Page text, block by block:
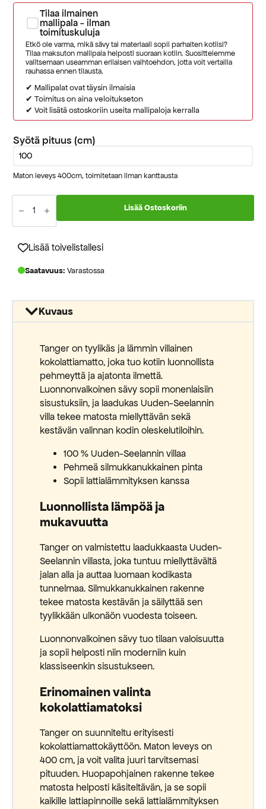
Tilaa ilmainen
mallipala - ilman
toimituskuluja
Etkö ole varma, mikä sävy tai materiaali sopii parhaiten kotiisi?
Tilaa maksuton mallipala helposti suoraan kotiin. Suosittelemme
valitsemaan useamman erilaisen vaihtoehdon, jotta voit vertailla
rauhassa ennen tilausta.
✔ Mallipalat ovat täysin ilmaisia
✔ Toimitus on aina veloitukseton
✔ Voit lisätä ostoskoriin useita mallipaloja kerralla
Syötä pituus (cm)
Maton leveys 400cm, toimitetaan ilman kanttausta
Tanger
hiekka
villa
määrä
Lisää Ostoskoriin
Lisää toivelistallesi
Saatavuus: Varastossa
Kuvaus
Tanger on tyylikäs ja lämmin villainen
kokolattiamatto, joka tuo kotiin luonnollista
pehmeyttä ja ajatonta ilmettä.
Luonnonvalkoinen sävy sopii monenlaisiin
sisustuksiin, ja laadukas Uuden-Seelannin
villa tekee matosta miellyttävän sekä
kestävän valinnan kodin oleskelutiloihin.
100 % Uuden-Seelannin villaa
Pehmeä silmukkanukkainen pinta
Sopii lattialämmityksen kanssa
Luonnollista lämpöä ja
mukavuutta
Tanger on valmistettu laadukkaasta Uuden-
Seelannin villasta, joka tuntuu miellyttävältä
jalan alla ja auttaa luomaan kodikasta
tunnelmaa. Silmukkanukkainen rakenne
tekee matosta kestävän ja säilyttää sen
tyylikkään ulkonäön vuodesta toiseen.
Luonnonvalkoinen sävy tuo tilaan valoisuutta
ja sopii helposti niin moderniin kuin
klassiseenkin sisustukseen.
Erinomainen valinta
kokolattiamatoksi
Tanger on suunniteltu erityisesti
kokolattiamattokäyttöön. Maton leveys on
400 cm, ja voit valita juuri tarvitsemasi
pituuden. Huopapohjainen rakenne tekee
matosta helposti käsiteltävän, ja se sopii
kaikille lattiapinnoille sekä lattialämmityksen